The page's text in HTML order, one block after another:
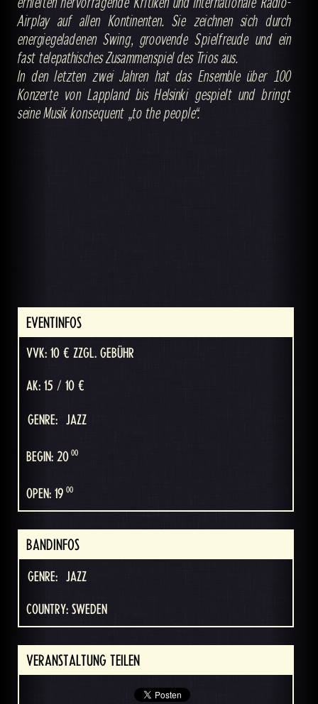
Airplay auf allen Kontinenten. Sie zeichnen sich durch
energiegeladenen Swing, groovende Spielfreude und ein
fast telepathisches Zusammenspiel des Trios aus.
In den letzten zwei Jahren hat das Ensemble über 100
Konzerte von Lappland bis Helsinki gespielt und bringt
seine Musik konsequent „to the people“.
EVENTINFOS
VVK: 10 € ZZGL. GEBÜHR
AK: 15 / 10 €
GENRE: JAZZ
BEGIN: 20 00
OPEN: 19 00
BANDINFOS
GENRE: JAZZ
COUNTRY: SWEDEN
VERANSTALTUNG TEILEN